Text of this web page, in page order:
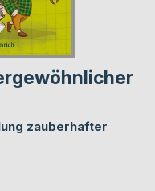
zauberhafter